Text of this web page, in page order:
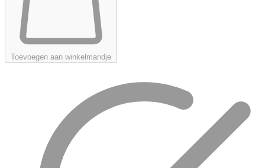
Toevoegen aan winkelmandje